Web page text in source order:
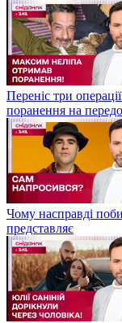
Переніс три
поранення на
Чому насправді
представляє